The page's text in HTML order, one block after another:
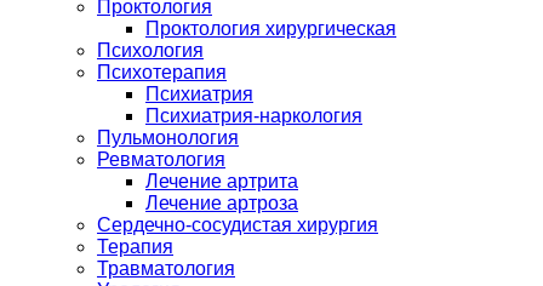
Проктология
Проктология хирургическая
Психология
Психотерапия
Психиатрия
Психиатрия-наркология
Пульмонология
Ревматология
Лечение артрита
Лечение артроза
Сердечно-сосудистая хирургия
Терапия
Травматология